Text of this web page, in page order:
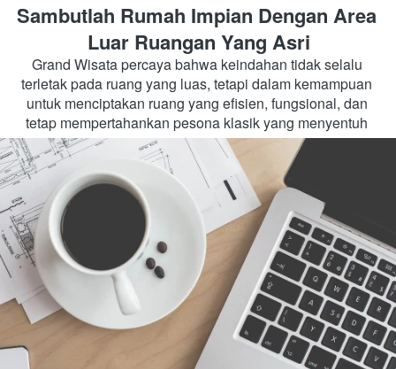
Sambutlah Rumah Impian Dengan Area
Luar Ruangan Yang Asri
Grand Wisata percaya bahwa keindahan tidak selalu
terletak pada ruang yang luas, tetapi dalam kemampuan
untuk menciptakan ruang yang efisien, fungsional, dan
tetap mempertahankan pesona klasik yang menyentuh